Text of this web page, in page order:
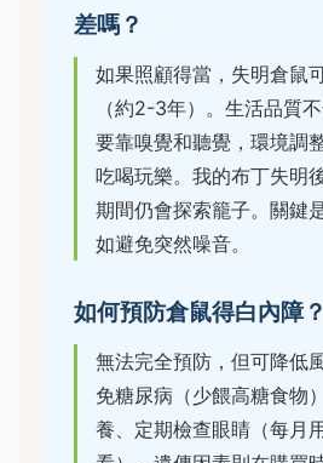
差嗎？
如果照顧得當，失明倉鼠
（約2-3年）。生活品質
要靠嗅覺和聽覺，環境調
吃喝玩樂。我的布丁失明
期間仍會探索籠子。關鍵
如避免突然噪音。
如何預防倉鼠得白內障？
無法完全預防，但可降低
免糖尿病（少餵高糖食物
養、定期檢查眼睛（每月